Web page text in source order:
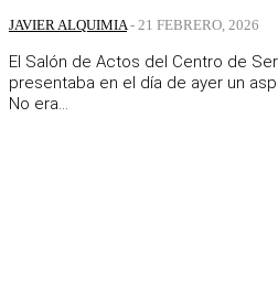
JAVIER ALQUIMIA - 21 FEBRERO, 2026
El Salón de Actos del Centro de
presentaba en el día de ayer un
No era...